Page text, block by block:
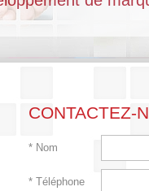
CONTACTEZ-
* Nom
* Téléphone